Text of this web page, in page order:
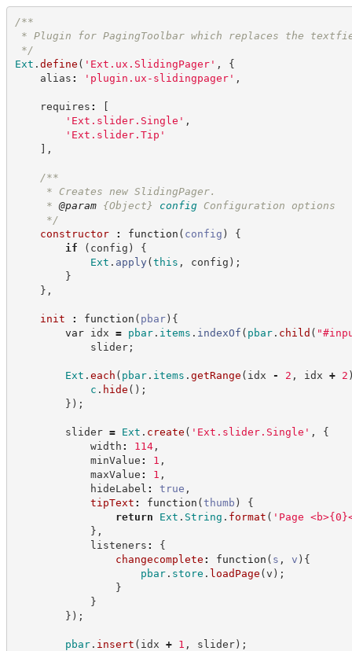
/**
* Plugin for PagingToolbar which replaces the
*/
Ext . define ( ' Ext.ux.SlidingPager' ,
{
alias : ' plugin.ux-slidingpager' ,
requires :
[
' Ext.slider.Single ' ,
' Ext.slider.Tip '
] ,
/**
* Creates new SlidingPager.
* @param {Object} config Configuration options
*/
constructor
: function ( config )
{
if
( config )
{
Ext . apply (this , config ) ;
}
} ,
init : function ( pbar) {
var idx = pbar. items . indexOf ( pbar. child ( "
slider;
Ext . each ( pbar. items . getRange ( idx - 2 , idx + 2
c . hide ( ) ;
} ) ;
slider = Ext . create ( ' Ext.slider.Single ' ,
{
width : 114,
minValue : 1 ,
maxValue : 1 ,
hideLabel : true ,
tipText : function (thumb )
{
return
Ext . String . format ( ' Page
} ,
listeners :
{
changecomplete : function ( s , v ) {
pbar. store . loadPage (v ) ;
}
}
} ) ;
pbar. insert ( idx + 1 , slider) ;